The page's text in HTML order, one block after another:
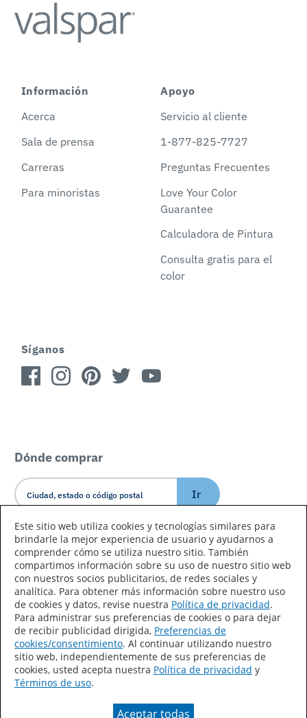
Información
Acerca
Sala de prensa
Carreras
Para minoristas
Apoyo
Servicio al cliente
1-877-825-7727
Preguntas Frecuentes
Love Your Color
Guarantee
Calculadora de Pintura
Consulta gratis para el
color
Síganos
Dónde comprar
Ir
Idioma/País
Declaración de accesibilidad
Mapa del sitio
Términos de uso
Privacidad
Este sitio web utiliza cookies y tecnologías similares para
brindarle la mejor experiencia de usuario y ayudarnos a
comprender cómo se utiliza nuestro sitio. También
compartimos información sobre su uso de nuestro sitio web
con nuestros socios publicitarios, de redes sociales y
analítica. Para obtener más información sobre nuestro uso
de cookies y datos, revise nuestra Política de privacidad.
Para administrar sus preferencias de cookies o para dejar
de recibir publicidad dirigida, Preferencias de
cookies/consentimiento. Al continuar utilizando nuestro
sitio web, independientemente de sus preferencias de
cookies, usted acepta nuestra Política de privacidad y
Términos de uso.
Aceptar todas